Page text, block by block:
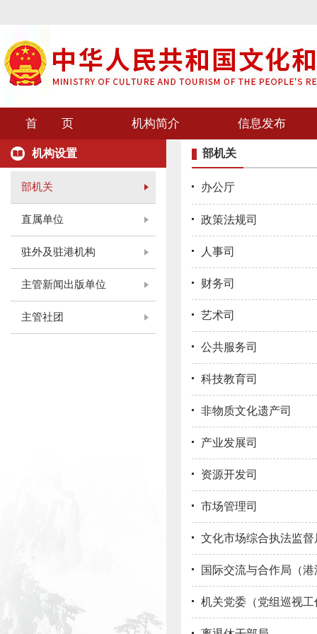
首 页 机构简介 信息发布
机构设置
部机关
直属单位
驻外及驻港机构
主管新闻出版单位
主管社团
部机关
办公厅
政策法规司
人事司
财务司
艺术司
公共服务司
科技教育司
非物质文化遗产司
产业发展司
资源开发司
市场管理司
文化市场综合执法监督
国际交流与合作局（
机关党委（党组巡视